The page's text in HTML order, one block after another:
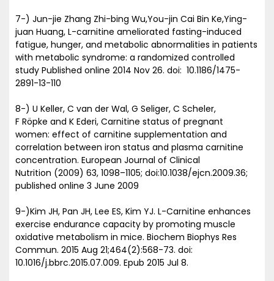
7-) Jun-jie Zhang Zhi-bing Wu,You-jin Cai Bin Ke,Ying-
juan Huang, L-carnitine ameliorated fasting-induced
fatigue, hunger, and metabolic abnormalities in patients
with metabolic syndrome: a randomized controlled
study Published online 2014 Nov 26. doi: 10.1186/1475-
2891-13-110
8-) U Keller, C van der Wal, G Seliger, C Scheler,
F Röpke and K Ederi, Carnitine status of pregnant
women: effect of carnitine supplementation and
correlation between iron status and plasma carnitine
concentration. European Journal of Clinical
Nutrition (2009) 63, 1098–1105; doi:10.1038/ejcn.2009.36;
published online 3 June 2009
9-)Kim JH, Pan JH, Lee ES, Kim YJ. L-Carnitine enhances
exercise endurance capacity by promoting muscle
oxidative metabolism in mice. Biochem Biophys Res
Commun. 2015 Aug 21;464(2):568-73. doi:
10.1016/j.bbrc.2015.07.009. Epub 2015 Jul 8.